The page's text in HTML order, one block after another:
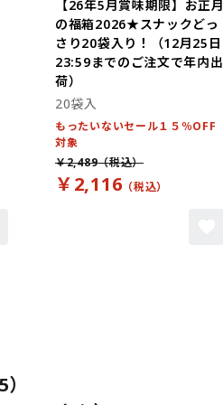
【26年5月賞味期限】お正月
の福箱2026★スナックどっ
さり20袋入り！（12月25日
23:59までのご注文で年内出
荷）
20袋入
もったいないセール１５％OFF
対象
￥2,116
￥2,489